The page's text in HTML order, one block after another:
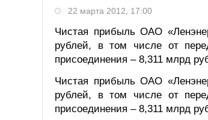
22 марта 2012, 17:00
Чистая прибыль ОАО
рублей, в том числе от
присоединения – 8,311 млрд
Чистая прибыль ОАО
рублей, в том числе от
присоединения – 8,311 млрд